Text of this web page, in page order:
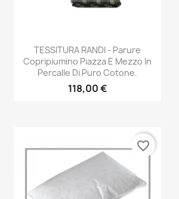
Anteprima
TESSITURA RANDI - Parure
Copripiumino Piazza E Mezzo In
Percalle Di Puro Cotone.
118,00 €
favorite_border